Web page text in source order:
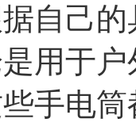
自己
用于
手电